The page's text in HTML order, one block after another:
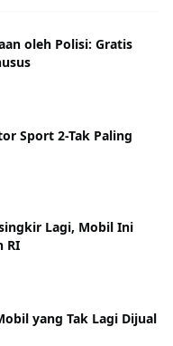
oleh Polisi: Gratis
Sport 2-Tak Paling
Lagi, Mobil Ini
RI
yang Tak Lagi Dijual